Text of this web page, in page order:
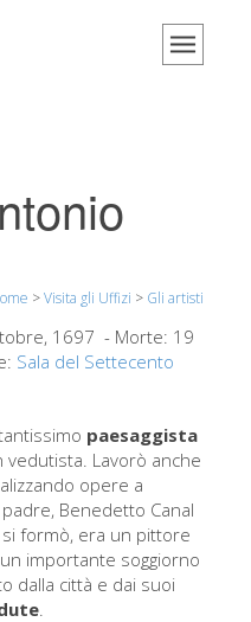
>Visita gli Uffizi > Gli artisti
1697 - Morte: 19
Sala del Settecento
paesaggista
vedutista. Lavorò anche
opere a
Benedetto Canal
formò, era un pittore
importante soggiorno
dalla città e dai suoi
.